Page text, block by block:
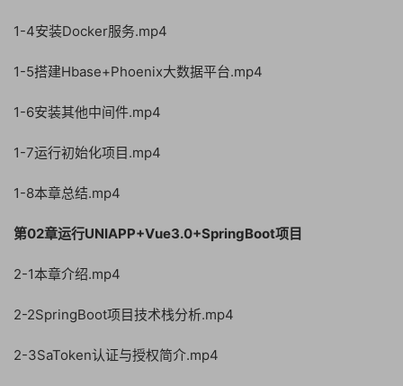
1-4安装Docker服务.mp4
1-5搭建Hbase+Phoenix大数据平台.mp4
1-6安装其他中间件.mp4
1-7运行初始化项目.mp4
1-8本章总结.mp4
第02章运行UNIAPP+Vue3.0+SpringBoot项目
2-1本章介绍.mp4
2-2SpringBoot项目技术栈分析.mp4
2-3SaToken认证与授权简介.mp4